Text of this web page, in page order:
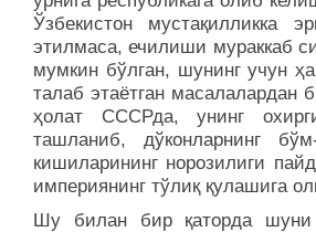
Ўзбекистон мустақилликка
этилмаса, ечилиши мураккаб
мумкин бўлган, шунинг учун
талаб этаётган масалалардан
ҳолат СССРда, унинг
ташланиб, дўконларнинг
кишиларининг норозилиги
империянинг тўлиқ қулашига
Шу билан бир қаторда